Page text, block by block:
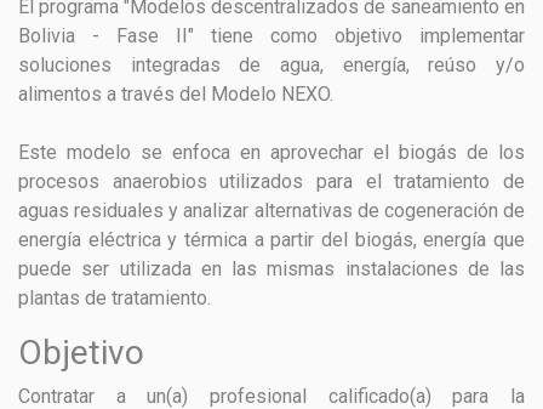
El programa "Modelos descentralizados de saneamiento en
Bolivia - Fase II" tiene como objetivo implementar
soluciones integradas de agua, energía, reúso y/o
alimentos a través del Modelo NEXO.
Este modelo se enfoca en aprovechar el biogás de los
procesos anaerobios utilizados para el tratamiento de
aguas residuales y analizar alternativas de cogeneración de
energía eléctrica y térmica a partir del biogás, energía que
puede ser utilizada en las mismas instalaciones de las
plantas de tratamiento.
Objetivo
Contratar a un(a) profesional calificado(a) para la